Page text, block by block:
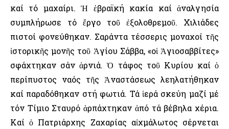
καί τό μαχαίρι. Ἡ ἑβραϊκή κακία καί ἀναλγησία
συμπλήρωσε τό ἔργο τοῦ ἐξολοθρεμοῦ. Χιλιάδες
πιστοί φονεύθηκαν. Σαράντα τέσσερις μοναχοί τῆς
ἱστορικῆς μονῆς τοῦ Ἁγίου Σάββα, «οἱ Ἁγιοσαββίτες»
σφάχτηκαν σάν ἀρνιά. Ὁ τάφος τοῦ Κυρίου καί ὁ
περίπυστος ναός τῆς Ἀναστάσεως λεηλατήθηκαν
καί παραδόθηκαν στή φωτιά. Τά ἱερά σκεύη μαζί μέ
τόν Τίμιο Σταυρό ἁρπάχτηκαν ἀπό τά βέβηλα χέρια.
Καί ὁ Πατριάρχης Ζαχαρίας αἰχμάλωτος σέρνεται